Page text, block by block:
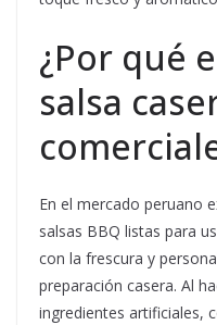
¿Por qué
salsa
En el mercado peruano
salsas BBQ listas para
con la frescura y
preparación casera. Al
ingredientes artificiales,